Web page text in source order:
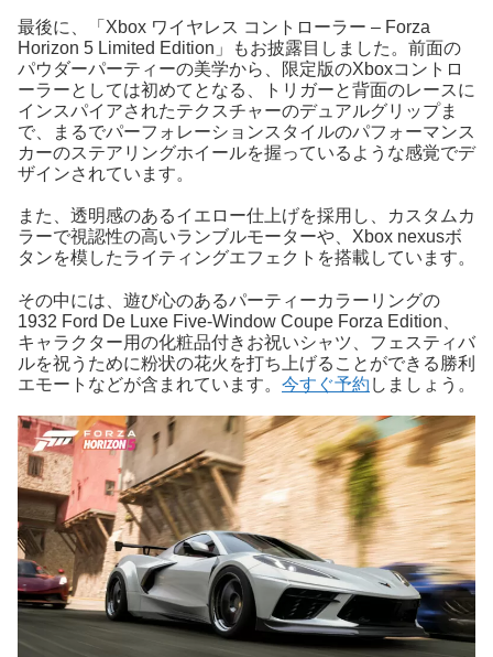
最後に、「Xbox ワイヤレス コントローラー – Forza
Horizon 5 Limited Edition」もお披露目しました。前面の
パウダーパーティーの美学から、限定版のXboxコントロ
ーラーとしては初めてとなる、トリガーと背面のレースに
インスパイアされたテクスチャーのデュアルグリップま
で、まるでパーフォレーションスタイルのパフォーマンス
カーのステアリングホイールを握っているような感覚でデ
ザインされています。
また、透明感のあるイエロー仕上げを採用し、カスタムカ
ラーで視認性の高いランブルモーターや、Xbox nexusボ
タンを模したライティングエフェクトを搭載しています。
その中には、遊び心のあるパーティーカラーリングの
1932 Ford De Luxe Five-Window Coupe Forza Edition、
キャラクター用の化粧品付きお祝いシャツ、フェスティバ
ルを祝うために粉状の花火を打ち上げることができる勝利
エモートなどが含まれています。 今すぐ予約 しましょう。